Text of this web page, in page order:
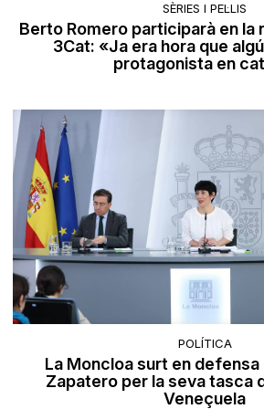
SÈRIES I PEL·LIS
Berto Romero participarà en la
3Cat: «Ja era hora que
protagonista en
POLÍTICA
La Moncloa surt en defensa
Zapatero per la seva tasca
Veneçuela